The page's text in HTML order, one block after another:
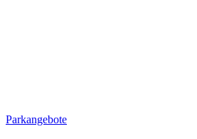
Parkangebote